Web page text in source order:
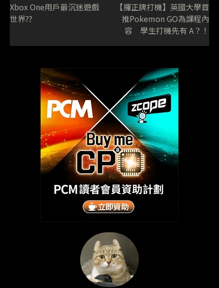
Xbox One用戶最沉迷遊戲
世界??
【攞正牌打機】英國大學首
推Pokemon GO為課程內
容 學生打機先有 A？！